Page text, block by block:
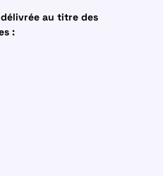
au titre des
: